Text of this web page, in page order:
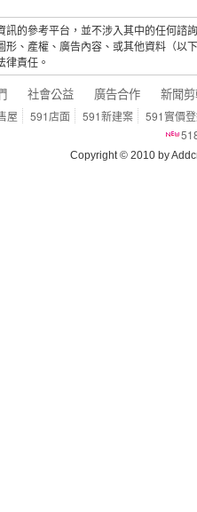
訊的參考平台，並不涉入其中的任何
、產權、廣告內容、或其他資料（
律責任。
社會公益 廣告合作 新聞
屋 591店面 591新建案
591實價
Copyright © 2010 by